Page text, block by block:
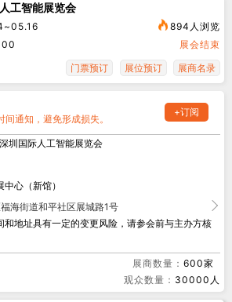
工智能展览会
894人浏览
00
展会结束
门票预订
展位预订 展商名录
通知，避免形成损失。
+订阅
圳国际人工智能展览会
心（新馆）
海街道和平社区展城路1号
和地址具有一定的变更风险，请参会前与主办方核
展商数量： 600家
观众数量： 30000人